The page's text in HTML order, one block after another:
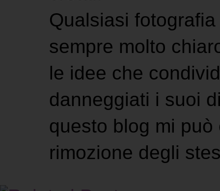
Qualsiasi
sempre molto
le idee che
danneggiati i suoi
questo blog mi
rimozione degli